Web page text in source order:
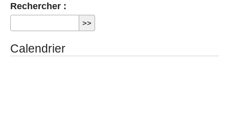
Rechercher :
Calendrier